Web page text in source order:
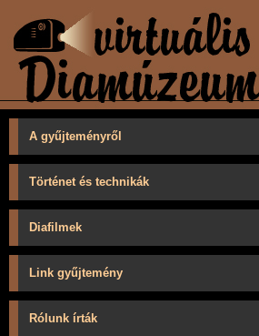
A gyűjteményről
Történet és technikák
Diafilmek
Link gyűjtemény
Rólunk írták